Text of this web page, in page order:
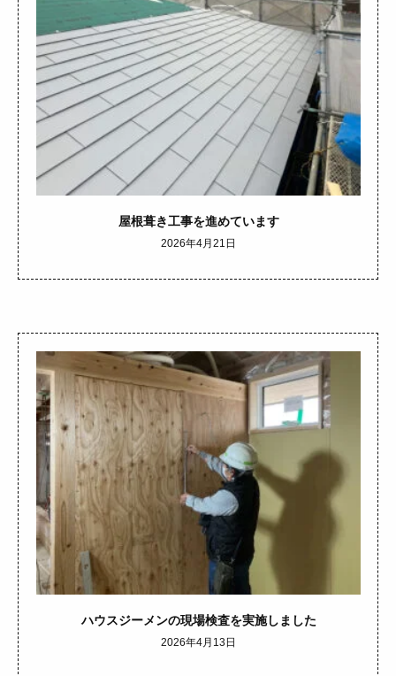
屋根葺き工事を進めています
2026年4月21日
ハウスジーメンの現場検査を実施しました
2026年4月13日